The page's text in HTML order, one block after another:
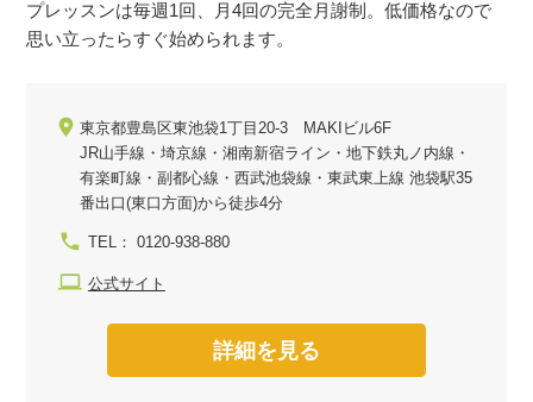
プレッスンは毎週1回、月4回の完全月謝制。低価格なので
思い立ったらすぐ始められます。
東京都豊島区東池袋1丁目20-3 MAKIビル6F
JR山手線・埼京線・湘南新宿ライン・地下鉄丸ノ内線・
有楽町線・副都心線・西武池袋線・東武東上線 池袋駅35
番出口(東口方面)から徒歩4分
TEL： 0120-938-880
公式サイト
詳細を見る